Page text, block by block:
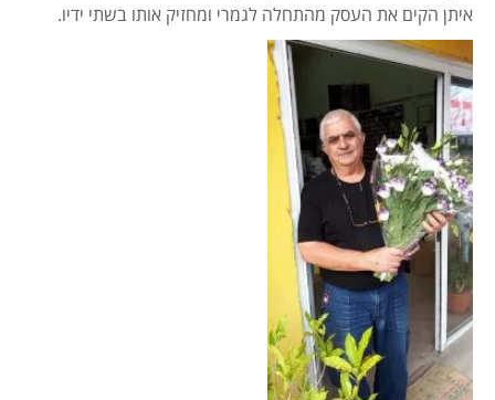
איתן הקים את העסק מהתחלה לגמרי ומחזיק אותו בשתי ידיו.